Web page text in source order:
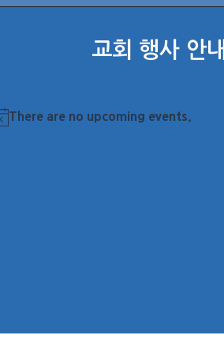
교회 행사 안내
There are no upcoming events.